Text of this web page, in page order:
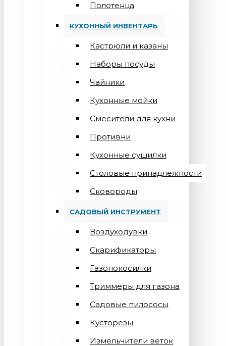
Полотенца
КУХОННЫЙ ИНВЕНТАРЬ
Кастрюли и казаны
Наборы посуды
Чайники
Кухонные мойки
Смесители для кухни
Противни
Кухонные сушилки
Столовые принадлежности
Сковороды
САДОВЫЙ ИНСТРУМЕНТ
Воздуходувки
Скарификаторы
Газонокосилки
Триммеры для газона
Садовые пилососы
Кусторезы
Измельчители веток